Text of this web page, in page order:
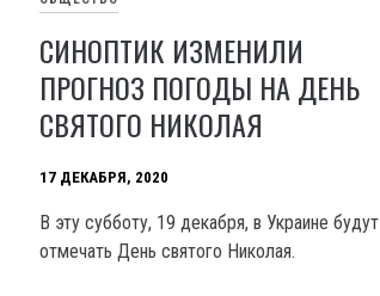
СИНОПТИК ИЗМЕНИЛИ
ПРОГНОЗ ПОГОДЫ НА ДЕНЬ
СВЯТОГО НИКОЛАЯ
17 ДЕКАБРЯ, 2020
В эту субботу, 19 декабря, в Украине будут
отмечать День святого Николая.